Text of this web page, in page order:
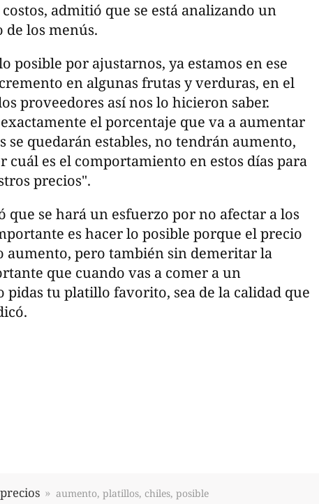
admitió que se está analizando un
los menús.
posible por ajustarnos, ya estamos en ese
en algunas frutas y verduras, en el
proveedores así nos lo hicieron saber.
el porcentaje que va a aumentar
se quedarán estables, no tendrán aumento,
cuál es el comportamiento en estos días para
precios".
que se hará un esfuerzo por no afectar a los
es hacer lo posible porque el precio
aumento, pero también sin demeritar la
que cuando vas a comer a un
pidas tu platillo favorito, sea de la calidad que
aumento, platillos, chiles, posible